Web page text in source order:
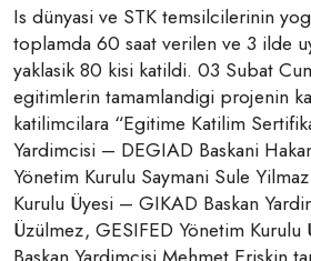
Is dünyasi ve STK temsilcilerinin
toplamda 60 saat verilen ve 3 ilde
yaklasik 80 kisi katildi. 03 Subat
egitimlerin tamamlandigi projenin
katilimcilara “Egitime Katilim
Yardimcisi – DEGIAD Baskani
Yönetim Kurulu Saymani Sule
Kurulu Üyesi – GIKAD Baskan
Üzülmez, GESIFED Yönetim